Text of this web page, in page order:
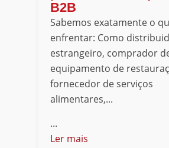
B2B
Sabemos exatamente o
enfrentar: Como
estrangeiro, comprador
equipamento de
fornecedor de serviços
alimentares,...
...
Ler mais